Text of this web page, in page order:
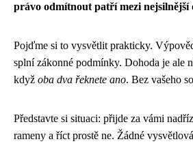
právo odmítnout patří mezi nejsilnější
Pojďme si to vysvětlit prakticky.
splní zákonné podmínky. Dohoda je ale
když oba dva řeknete ano. Bez vašeho
Představte si situaci: přijde za vámi
rameny a říct prostě ne. Žádné